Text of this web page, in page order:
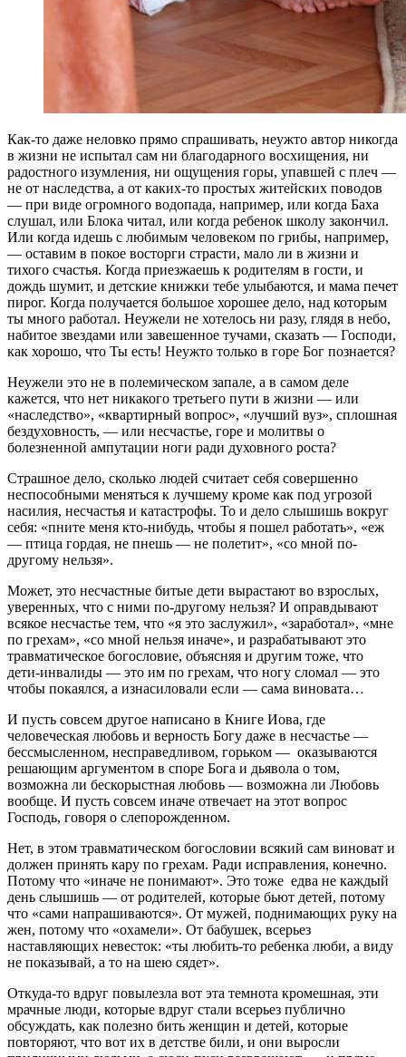
Как-то даже неловко прямо спрашивать, неужто автор никогда
в жизни не испытал сам ни благодарного восхищения, ни
радостного изумления, ни ощущения горы, упавшей с плеч —
не от наследства, а от каких-то простых житейских поводов
— при виде огромного водопада, например, или когда Баха
слушал, или Блока читал, или когда ребенок школу закончил.
Или когда идешь с любимым человеком по грибы, например,
— оставим в покое восторги страсти, мало ли в жизни и
тихого счастья. Когда приезжаешь к родителям в гости, и
дождь шумит, и детские книжки тебе улыбаются, и мама печет
пирог. Когда получается большое хорошее дело, над которым
ты много работал. Неужели не хотелось ни разу, глядя в небо,
набитое звездами или завешенное тучами, сказать — Господи,
как хорошо, что Ты есть! Неужто только в горе Бог познается?
Неужели это не в полемическом запале, а в самом деле
кажется, что нет никакого третьего пути в жизни — или
«наследство», «квартирный вопрос», «лучший вуз», сплошная
бездуховность, — или несчастье, горе и молитвы о
болезненной ампутации ноги ради духовного роста?
Страшное дело, сколько людей считает себя совершенно
неспособными меняться к лучшему кроме как под угрозой
насилия, несчастья и катастрофы. То и дело слышишь вокруг
себя: «пните меня кто-нибудь, чтобы я пошел работать», «еж
— птица гордая, не пнешь — не полетит», «со мной по-
другому нельзя».
Может, это несчастные битые дети вырастают во взрослых,
уверенных, что с ними по-другому нельзя? И оправдывают
всякое несчастье тем, что «я это заслужил», «заработал», «мне
по грехам», «со мной нельзя иначе», и разрабатывают это
травматическое богословие, объясняя и другим тоже, что
дети-инвалиды — это им по грехам, что ногу сломал — это
чтобы покаялся, а изнасиловали если — сама виновата…
И пусть совсем другое написано в Книге Иова, где
человеческая любовь и верность Богу даже в несчастье —
бессмысленном, несправедливом, горьком — оказываются
решающим аргументом в споре Бога и дьявола о том,
возможна ли бескорыстная любовь — возможна ли Любовь
вообще. И пусть совсем иначе отвечает на этот вопрос
Господь, говоря о слепорожденном.
Нет, в этом травматическом богословии всякий сам виноват и
должен принять кару по грехам. Ради исправления, конечно.
Потому что «иначе не понимают». Это тоже едва не каждый
день слышишь — от родителей, которые бьют детей, потому
что «сами напрашиваются». От мужей, поднимающих руку на
жен, потому что «охамели». От бабушек, всерьез
наставляющих невесток: «ты любить-то ребенка люби, а виду
не показывай, а то на шею сядет».
Откуда-то вдруг повылезла вот эта темнота кромешная, эти
мрачные люди, которые вдруг стали всерьез публично
обсуждать, как полезно бить женщин и детей, которые
повторяют, что вот их в детстве били, и они выросли